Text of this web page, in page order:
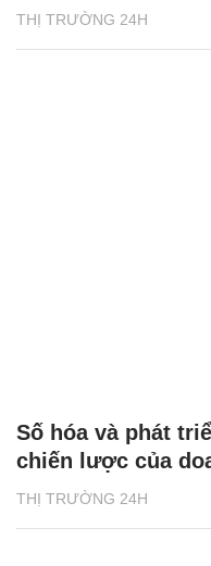
THỊ TRƯỜNG 24H
THỊ TRƯỜNG 24H
Số hóa và phát
chiến lược của